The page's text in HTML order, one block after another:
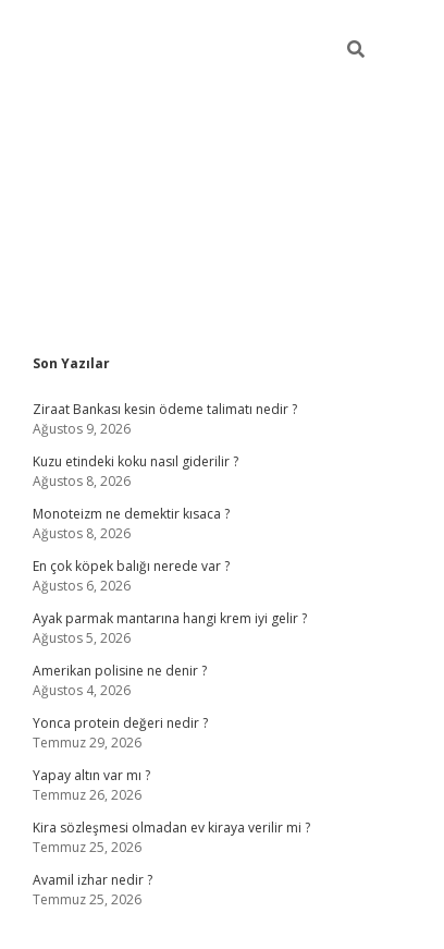
Sidebar
Son Yazılar
Ziraat Bankası kesin ödeme talimatı nedir ?
Ağustos 9, 2026
Kuzu etindeki koku nasıl giderilir ?
Ağustos 8, 2026
Monoteizm ne demektir kısaca ?
Ağustos 8, 2026
En çok köpek balığı nerede var ?
Ağustos 6, 2026
Ayak parmak mantarına hangi krem iyi gelir ?
Ağustos 5, 2026
Amerikan polisine ne denir ?
Ağustos 4, 2026
Yonca protein değeri nedir ?
Temmuz 29, 2026
Yapay altın var mı ?
Temmuz 26, 2026
Kira sözleşmesi olmadan ev kiraya verilir mi ?
Temmuz 25, 2026
Avamil izhar nedir ?
Temmuz 25, 2026